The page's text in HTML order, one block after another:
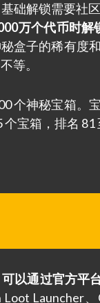
础解锁需要社
万个代币时
盒子的稀有度
等。
个神秘宝箱。
宝箱，排名 81
可以通过官方平
Launcher